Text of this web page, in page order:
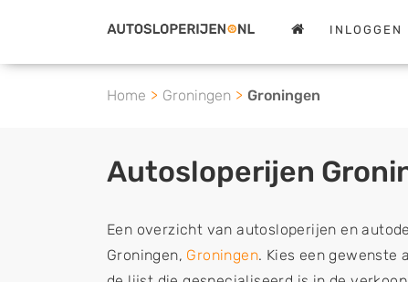
INLOGGEN
Home Groningen Groningen
Autosloperijen
Een overzicht van autosloperijen en
Groningen, Groningen. Kies een gewenste